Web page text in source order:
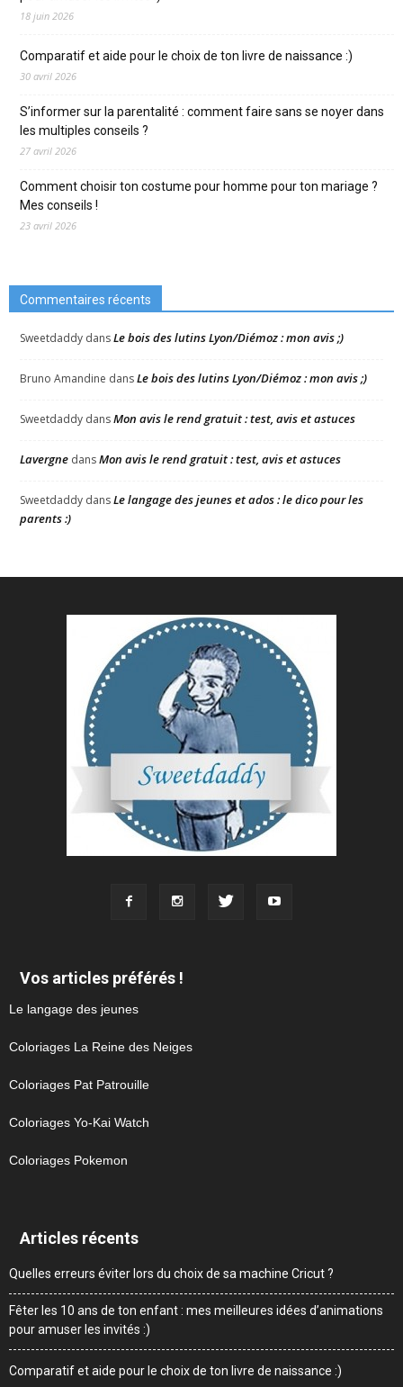
18 juin 2026
Comparatif et aide pour le choix de ton livre de naissance :)
30 avril 2026
S’informer sur la parentalité : comment faire sans se noyer dans
les multiples conseils ?
27 avril 2026
Comment choisir ton costume pour homme pour ton mariage ?
Mes conseils !
23 avril 2026
Commentaires récents
Sweetdaddy dansLe bois des lutins Lyon/Diémoz : mon avis ;)
Bruno Amandine dansLe bois des lutins Lyon/Diémoz : mon avis ;)
Sweetdaddy dansMon avis le rend gratuit : test, avis et astuces
Lavergne dansMon avis le rend gratuit : test, avis et astuces
Sweetdaddy dansLe langage des jeunes et ados : le dico pour les
parents :)
Vos articles préférés !
Le langage des jeunes
Coloriages La Reine des Neiges
Coloriages Pat Patrouille
Coloriages Yo-Kai Watch
Coloriages Pokemon
Articles récents
Quelles erreurs éviter lors du choix de sa machine Cricut ?
Fêter les 10 ans de ton enfant : mes meilleures idées d’animations
pour amuser les invités :)
Comparatif et aide pour le choix de ton livre de naissance :)